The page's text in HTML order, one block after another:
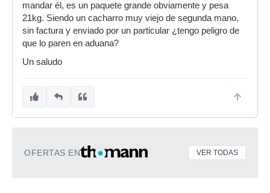
mandar él, es un paquete grande obviamente y pesa
21kg. Siendo un cacharro muy viejo de segunda mano,
sin factura y enviado por un particular ¿tengo peligro de
que lo paren en aduana?
Un saludo
OFERTAS EN VER TODAS